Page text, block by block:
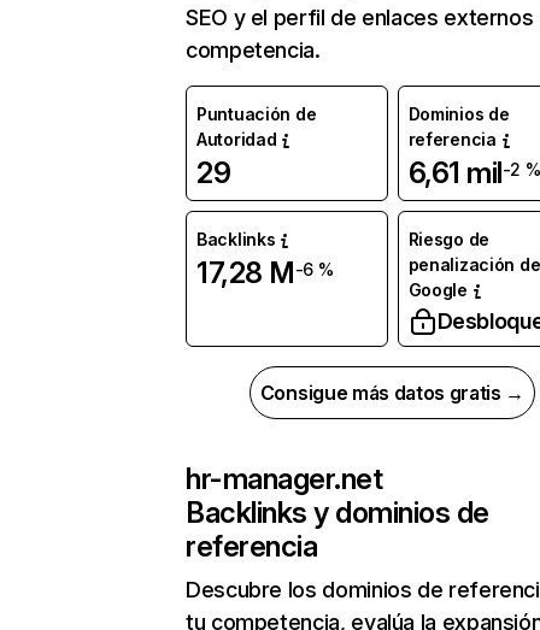
SEO y el perfil de enlaces externos
competencia.
Puntuación de
Autoridad
29
Dominios de
referencia
6,61 mil-2 %
Backlinks
17,28 M-6 %
Riesgo de
penalización de
Google
Consigue más datos gratis →
hr-manager.net
Backlinks y dominios de
referencia
Descubre los dominios de
tu competencia, evalúa la